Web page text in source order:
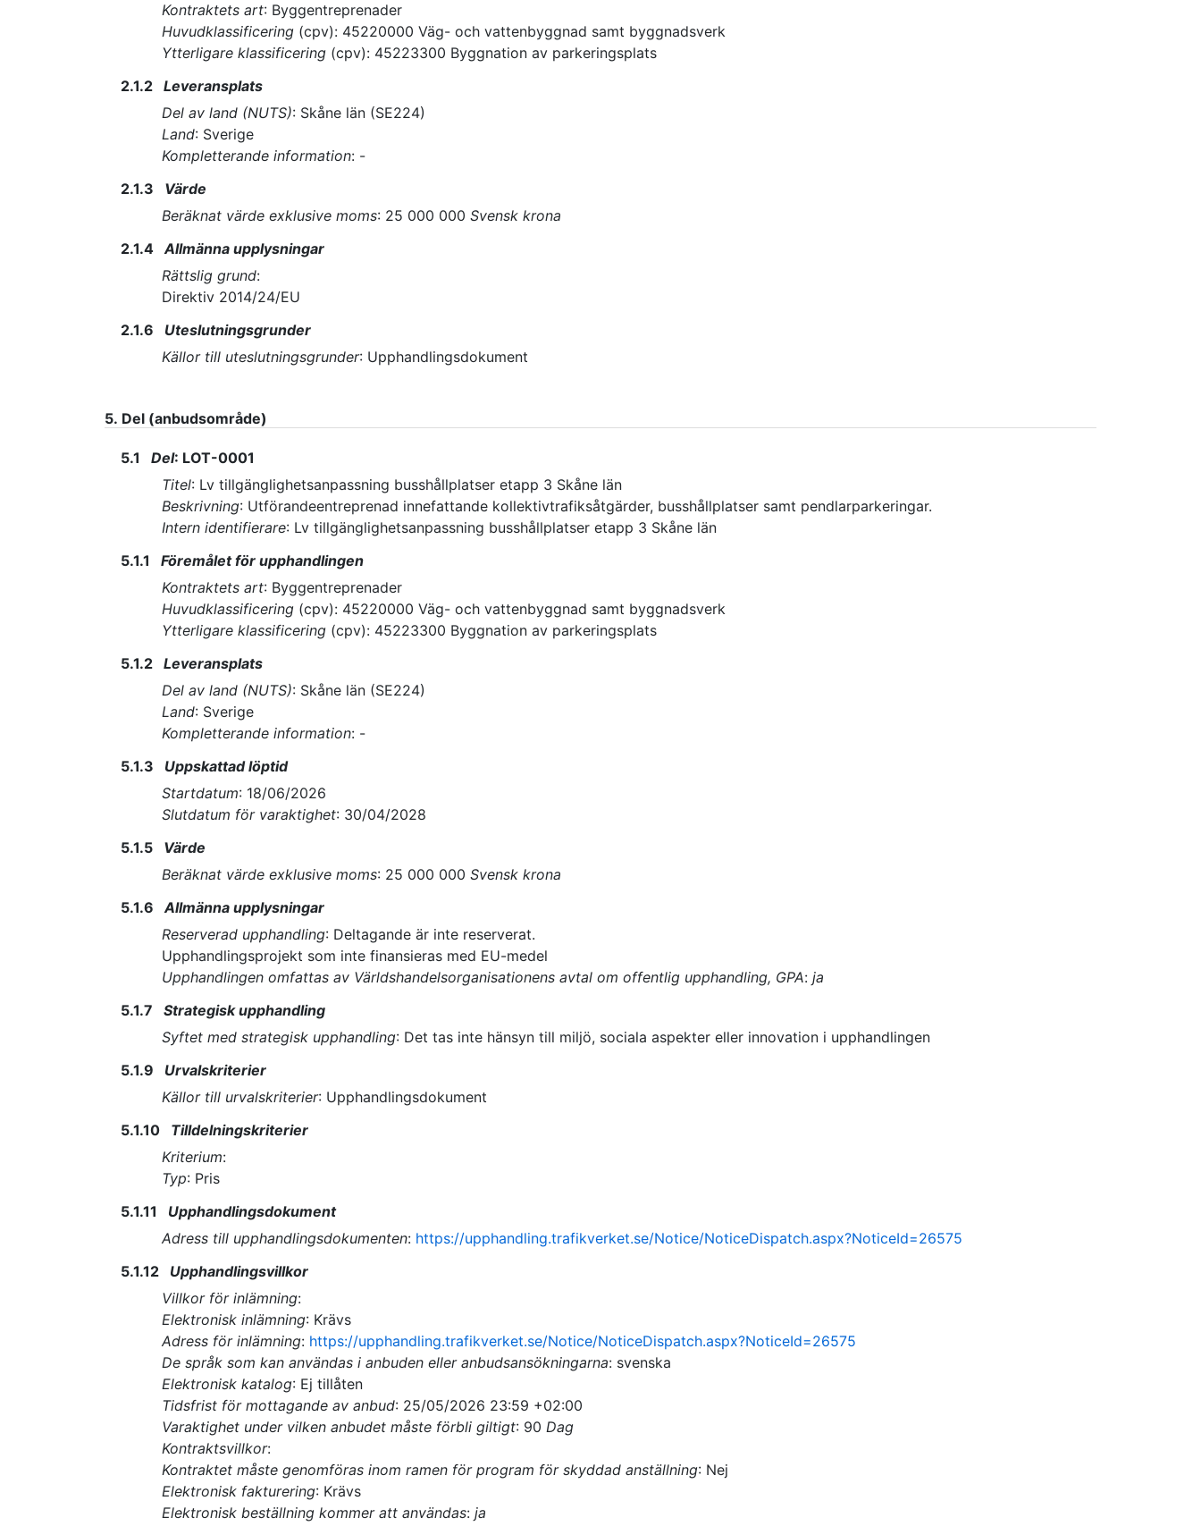
Kontraktets art: Byggentreprenader
Huvudklassificering (cpv): 45220000 Väg- och vattenbyggnad samt byggnadsverk
Ytterligare klassificering (cpv): 45223300 Byggnation av parkeringsplats
2.1.2 Leveransplats
Del av land (NUTS): Skåne län (SE224)
Land: Sverige
Kompletterande information: -
2.1.3
Värde
Beräknat värde exklusive moms: 25 000 000 Svensk krona
2.1.4 Allmänna upplysningar
Rättslig grund:
Direktiv 2014/24/EU
2.1.6
Uteslutningsgrunder
Källor till uteslutningsgrunder: Upphandlingsdokument
5. Del (anbudsområde)
5.1 Del: LOT-0001
Titel: Lv tillgänglighetsanpassning busshållplatser etapp 3 Skåne län
Beskrivning: Utförandeentreprenad innefattande kollektivtrafiksåtgärder, busshållplatser samt pendlarparkeringar.
Intern identifierare: Lv tillgänglighetsanpassning busshållplatser etapp 3 Skåne län
5.1.1
Föremålet för upphandlingen
Kontraktets art: Byggentreprenader
Huvudklassificering (cpv): 45220000 Väg- och vattenbyggnad samt byggnadsverk
Ytterligare klassificering (cpv): 45223300 Byggnation av parkeringsplats
5.1.2 Leveransplats
Del av land (NUTS): Skåne län (SE224)
Land: Sverige
Kompletterande information: -
5.1.3
Uppskattad löptid
Startdatum: 18/06/2026
Slutdatum för varaktighet: 30/04/2028
5.1.5
Värde
Beräknat värde exklusive moms: 25 000 000 Svensk krona
5.1.6
Allmänna upplysningar
Reserverad upphandling: Deltagande är inte reserverat.
Upphandlingsprojekt som inte finansieras med EU-medel
Upphandlingen omfattas av Världshandelsorganisationens avtal om offentlig upphandling, GPA: ja
5.1.7
Strategisk upphandling
Syftet med strategisk upphandling: Det tas inte hänsyn till miljö, sociala aspekter eller innovation i upphandlingen
5.1.9
Urvalskriterier
Källor till urvalskriterier: Upphandlingsdokument
5.1.10
Tilldelningskriterier
Kriterium:
Typ: Pris
5.1.11
Upphandlingsdokument
Adress till upphandlingsdokumenten: https://upphandling.trafikverket.se/Notice/NoticeDispatch.aspx?NoticeId=26575
5.1.12
Upphandlingsvillkor
Villkor för inlämning:
Elektronisk inlämning: Krävs
Adress för inlämning: https://upphandling.trafikverket.se/Notice/NoticeDispatch.aspx?NoticeId=26575
De språk som kan användas i anbuden eller anbudsansökningarna: svenska
Elektronisk katalog: Ej tillåten
Tidsfrist för mottagande av anbud: 25/05/2026 23:59 +02:00
Varaktighet under vilken anbudet måste förbli giltigt: 90 Dag
Kontraktsvillkor:
Kontraktet måste genomföras inom ramen för program för skyddad anställning: Nej
Elektronisk fakturering: Krävs
Elektronisk beställning kommer att användas: ja